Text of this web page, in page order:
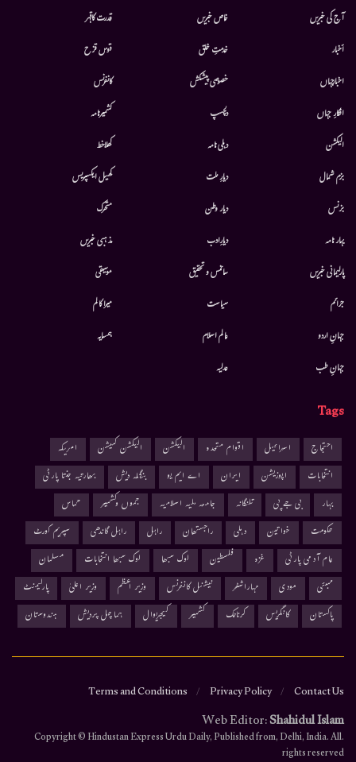
آج کی خبریں
أخبار
اخبارجہاں
افکارِ جہاں
الیکشن
بزم شمال
بزنس
بہار نامہ
پارلیمانی خبریں
جرائم
جہانِ اردو
جہانِ طب
خاص خبریں
خدمتِ خلق
خصوصی پیشکش
دلچسپ
دہلی نامہ
دیارِ ملت
دیار وطن
دیارِادب
سائنس و تحقیق
سیاست
عالم اسلام
عدلیہ
قدرت کاقہر
قوس قزح
کانفرنس
کشمیرنامہ
کھلاخط
کھیل ایکسپریس
متحرك
مذہبی خبریں
موسيقى
میرا کالم
ہمسایہ
Tags
احتجاج اسرائیل اقوام متحدہ الیکشن الیکشن کمیشن
امریکہ
انتخابات
اپوزیشن ایران اے ایم یو بنگلہ دیش
بھارتیہ جنتا پارٹی
بہار
بی جے پی تلنگانہ جامعہ ملیہ اسلامیہ جموں وکشمیر
حماس
حکومت
خواتین دہلی راجستھان راہل راہل گاندھی
سپریم کورٹ
عام آدمی پارٹی
غزہ فلسطین لوک سبھا لوک سبھا انتخابات
مسلمان
ممبئی
مودی مہاراشٹر نیشنل کانفرنس وزیر اعظم وزیر اعلیٰ
پارلیمنٹ
پاکستان
کانگریس کرناٹک کشمیر کیجریوال ہماچل پردیش ہندوستان
Contact Us
Privacy Policy
Terms and Conditions
Web Editor:Shahidul Islam
.Copyright © Hindustan Express Urdu Daily, Published from, Delhi, India. All
rights reserved